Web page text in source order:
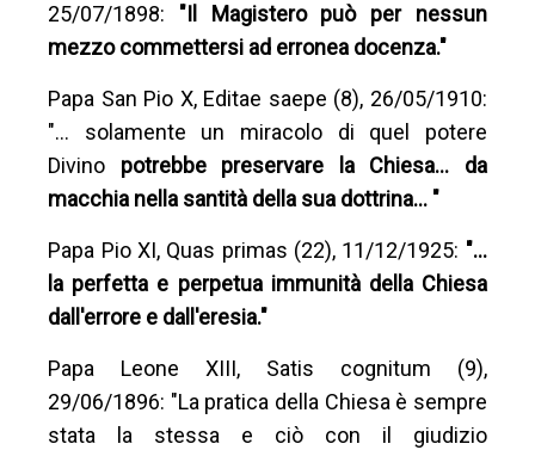
25/07/1898: "Il Magistero può per nessun
mezzo commettersi ad erronea docenza."
Papa San Pio X, Editae saepe (8), 26/05/1910:
"… solamente un miracolo di quel potere
Divino potrebbe preservare la Chiesa… da
macchia nella santità della sua dottrina… "
Papa Pio XI, Quas primas (22), 11/12/1925: "…
la perfetta e perpetua immunità della Chiesa
dall'errore e dall'eresia."
Papa Leone XIII, Satis cognitum (9),
29/06/1896: "La pratica della Chiesa è sempre
stata la stessa e ciò con il giudizio